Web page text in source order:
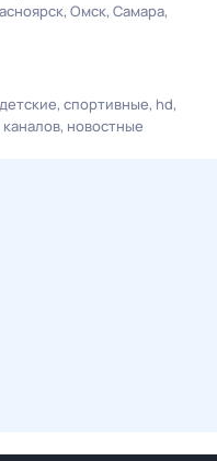
Омск Самара
детские спортивные hd
новостные